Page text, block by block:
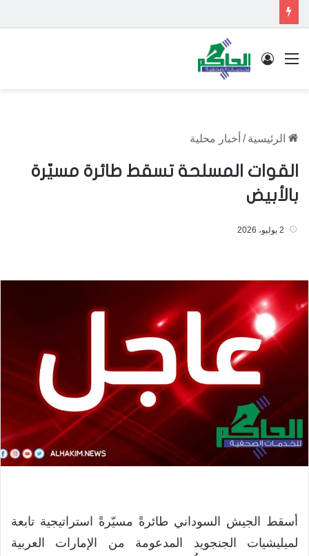
القائمة تسجيل الدخول
الرئيسية / أخبار محلية
القوات المسلحة تسقط طائرة مسيّرة
بالأبيض
2 يوليو، 2026
أسقط الجيش السوداني طائرةً مسيّرةً استراتيجية تابعة
لميليشيات الجنجويد المدعومة من الإمارات العربية